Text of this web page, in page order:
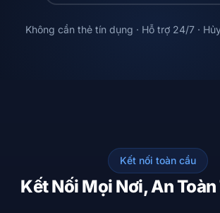
Không cần thẻ tín dụng · Hỗ trợ 24/7 ·
Kết nối toàn cầu
Kết Nối Mọi Nơi, An